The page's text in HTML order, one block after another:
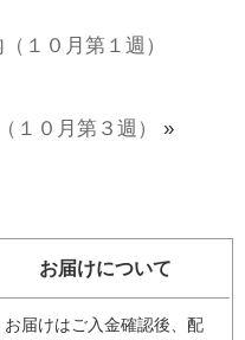
１０月第１週）
１０月第３週）
»
お届けについて
お届けはご入金確認後、配